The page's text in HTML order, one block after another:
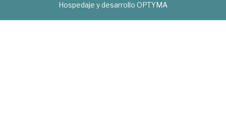
Hospedaje y desarrollo OPTYMA